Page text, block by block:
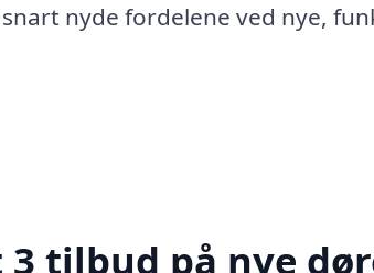
nyde fordelene ved nye,
tilbud på nye